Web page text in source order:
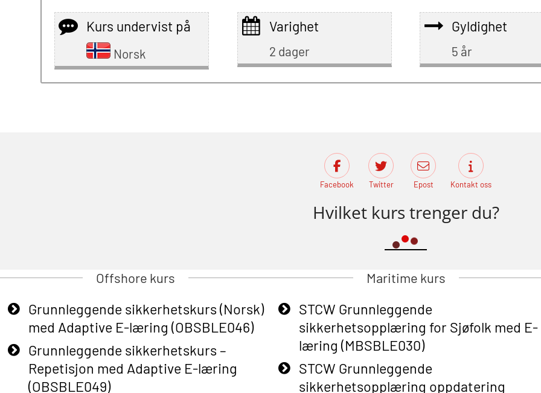
Kurs undervist på
Norsk
Varighet
2 dager
Gyldighet
5 år
Facebook Twitter Epost Kontakt oss
Hvilket kurs trenger du?
Offshore kurs
Grunnleggende sikkerhetskurs (Norsk)
med Adaptive E-læring (OBSBLE046)
Grunnleggende sikkerhetskurs –
Repetisjon med Adaptive E-læring
(OBSBLE049)
Maritime kurs
STCW Grunnleggende
sikkerhetsopplæring for Sjøfolk med E-
læring (MBSBLE030)
STCW Grunnleggende
sikkerhetsopplæring oppdatering